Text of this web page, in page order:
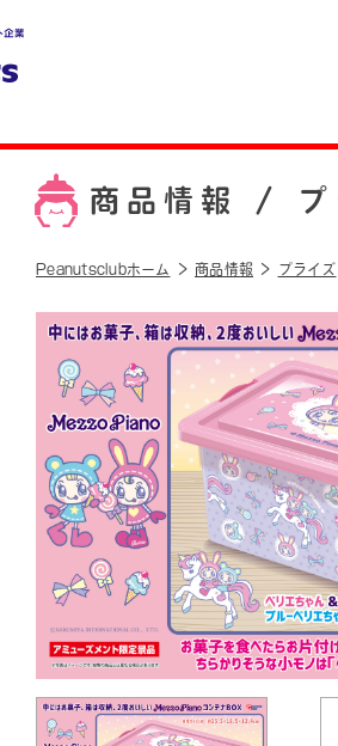
商品情報 /
Peanutsclubホーム 商品情報 プライズ